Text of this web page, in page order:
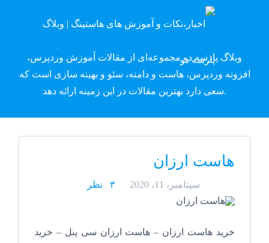
وبلاگ پارسه دِو
وبلاگ پارسه دو مجموعه‌ای از مقالات آموزش وردپرس،
افزونه وردپرس، هاست و دامنه، سئو و بهینه سازی است که
سعی دارد بهترین مقالات در این زمینه ارائه دهد.
هاست ارزان
سپتامبر، 11، 2020 ۳ نظر
خرید هاست ارزان – هاست ارزان سی پنل – خرید